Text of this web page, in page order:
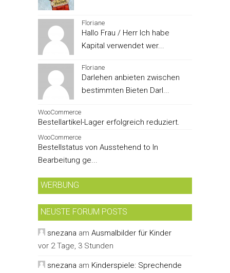
Floriane
Hallo Frau / Herr Ich habe
Kapital verwendet wer...
Floriane
Darlehen anbieten zwischen
bestimmten Bieten Darl...
WooCommerce
Bestellartikel-Lager erfolgreich reduziert.
WooCommerce
Bestellstatus von Ausstehend to In
Bearbeitung ge...
WERBUNG
NEUSTE FORUM POSTS
snezana am Ausmalbilder für Kinder
vor 2 Tage, 3 Stunden
snezana am Kinderspiele: Sprechende